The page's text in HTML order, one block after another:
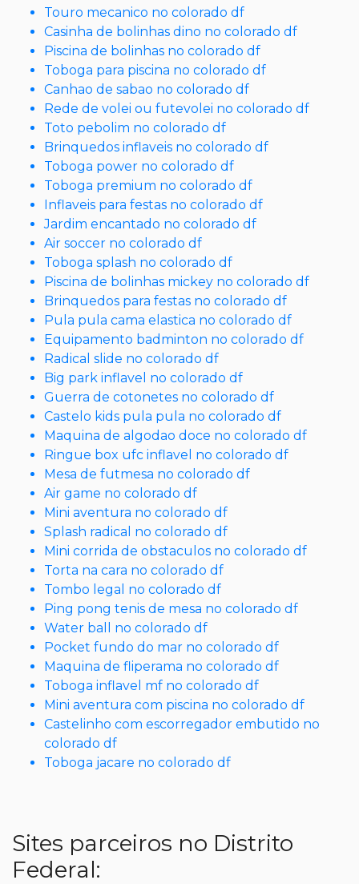
Touro mecanico no colorado df
Casinha de bolinhas dino no colorado df
Piscina de bolinhas no colorado df
Toboga para piscina no colorado df
Canhao de sabao no colorado df
Rede de volei ou futevolei no colorado df
Toto pebolim no colorado df
Brinquedos inflaveis no colorado df
Toboga power no colorado df
Toboga premium no colorado df
Inflaveis para festas no colorado df
Jardim encantado no colorado df
Air soccer no colorado df
Toboga splash no colorado df
Piscina de bolinhas mickey no colorado df
Brinquedos para festas no colorado df
Pula pula cama elastica no colorado df
Equipamento badminton no colorado df
Radical slide no colorado df
Big park inflavel no colorado df
Guerra de cotonetes no colorado df
Castelo kids pula pula no colorado df
Maquina de algodao doce no colorado df
Ringue box ufc inflavel no colorado df
Mesa de futmesa no colorado df
Air game no colorado df
Mini aventura no colorado df
Splash radical no colorado df
Mini corrida de obstaculos no colorado df
Torta na cara no colorado df
Tombo legal no colorado df
Ping pong tenis de mesa no colorado df
Water ball no colorado df
Pocket fundo do mar no colorado df
Maquina de fliperama no colorado df
Toboga inflavel mf no colorado df
Mini aventura com piscina no colorado df
Castelinho com escorregador embutido no
colorado df
Toboga jacare no colorado df
Sites parceiros no Distrito
Federal: